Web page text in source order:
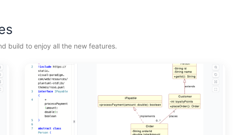
build to enjoy all the new features.